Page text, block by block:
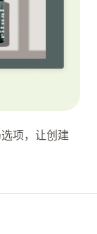
项，让创建